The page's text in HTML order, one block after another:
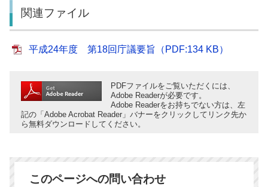
関連ファイル
平成24年度 第18回庁議要旨（PDF:134 KB）
PDFファイルをご覧いただくには、
Adobe Readerが必要です。
Adobe Readerをお持ちでない方は、左
記の「Adobe Acrobat Reader」バナーをクリックしてリンク先か
ら無料ダウンロードしてください。
このページへの問い合わせ